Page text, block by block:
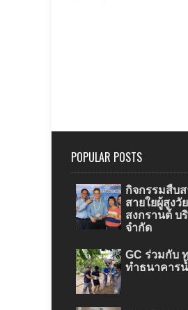
POPULAR POSTS
กิจกรรมสืบ
สายใยผู้สูงวั
สงกรานต์ บ
จำกัด
GC ร่วมกับ
ทำธนาคาร